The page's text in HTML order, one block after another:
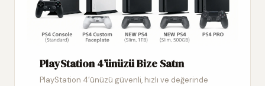
PlayStation 4’ünüzü Bize Satın
PlayStation 4’ünüzü güvenli, hızlı ve değerinde